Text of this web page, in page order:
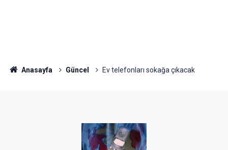
Anasayfa Güncel Ev telefonları sokağa çıkacak